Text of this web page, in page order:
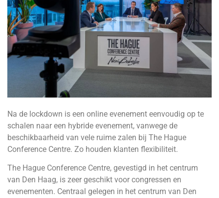
Na de lockdown is een online evenement eenvoudig op te
schalen naar een hybride evenement, vanwege de
beschikbaarheid van vele ruime zalen bij The Hague
Conference Centre. Zo houden klanten flexibiliteit.
The Hague Conference Centre, gevestigd in het centrum
van Den Haag, is zeer geschikt voor congressen en
evenementen. Centraal gelegen in het centrum van Den